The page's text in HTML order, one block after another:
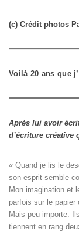
(c) Crédit photos
Voilà 20 ans que
Après lui avoir
d’écriture créative
« Quand je lis le
son esprit semble
Mon imagination et
parfois sur le papier
Mais peu importe.
tiennent en rang